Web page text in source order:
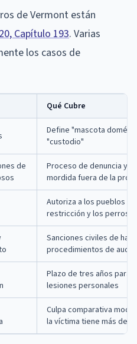
de Vermont están
Capítulo 193. Varias
los casos de
Qué Cubre
Define "mascota
"custodio"
de
Proceso de denuncia y
mordida fuera de la
Autoriza a los pueblos a
restricción y los perros
Sanciones civiles de
procedimientos de
Plazo de tres años para
lesiones personales
Culpa comparativa
la víctima tiene más del